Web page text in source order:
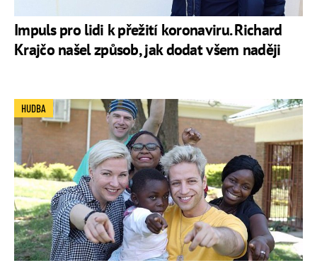
Impuls pro lidi k přežití koronaviru. Richard
Krajčo našel způsob, jak dodat všem naději
HUDBA